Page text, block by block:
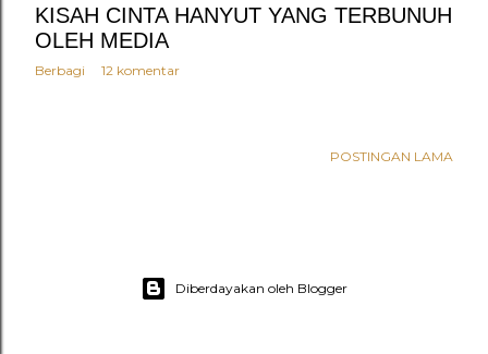
KISAH CINTA HANYUT YANG TERBUNUH
OLEH MEDIA
Berbagi 12 komentar
POSTINGAN LAMA
Diberdayakan oleh Blogger